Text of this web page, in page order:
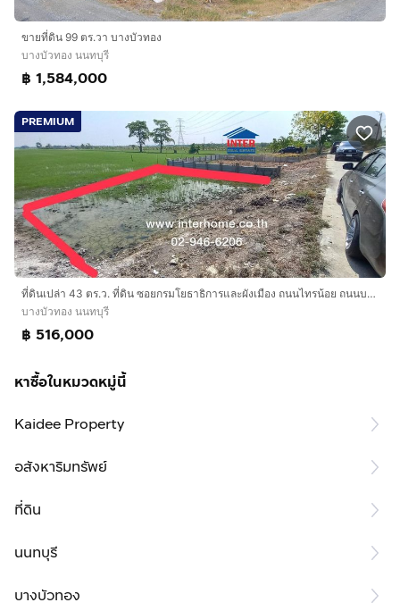
ขายที่ดิน 99 ตร.วา บางบัวทอง
บางบัวทอง นนทบุรี
฿ 1,584,000
PREMIUM
ที่ดินเปล่า 43 ตร.ว. ที่ดิน ซอยกรมโยธาธิการและผังเมือง ถนนไทรน้อย ถนนบางบัวทอง-สุพรรณบุรี บางบัวทอง นนทบุรี
บางบัวทอง นนทบุรี
฿ 516,000
หาซื้อในหมวดหมู่นี้
Kaidee Property
อสังหาริมทรัพย์
ที่ดิน
นนทบุรี
บางบัวทอง